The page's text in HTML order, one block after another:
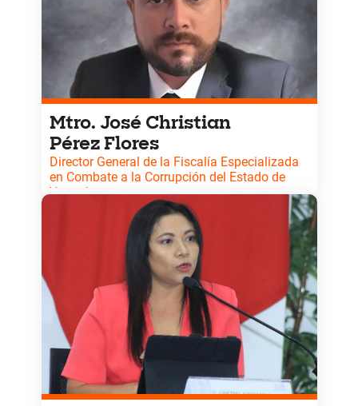
Mtro. José Christian
Pérez Flores
Director General de la Fiscalía Especializada
en Combate a la Corrupción del Estado de
Yucatán.
Licenciado en Derecho y Maestro en el Sistema de
Justicia Penal Acusatorio y Litigación Oral. Cuenta
con experiencia en tribunales, combate a la
corrupción y criminal compliance, además de
trayectoria docente en educación superior.